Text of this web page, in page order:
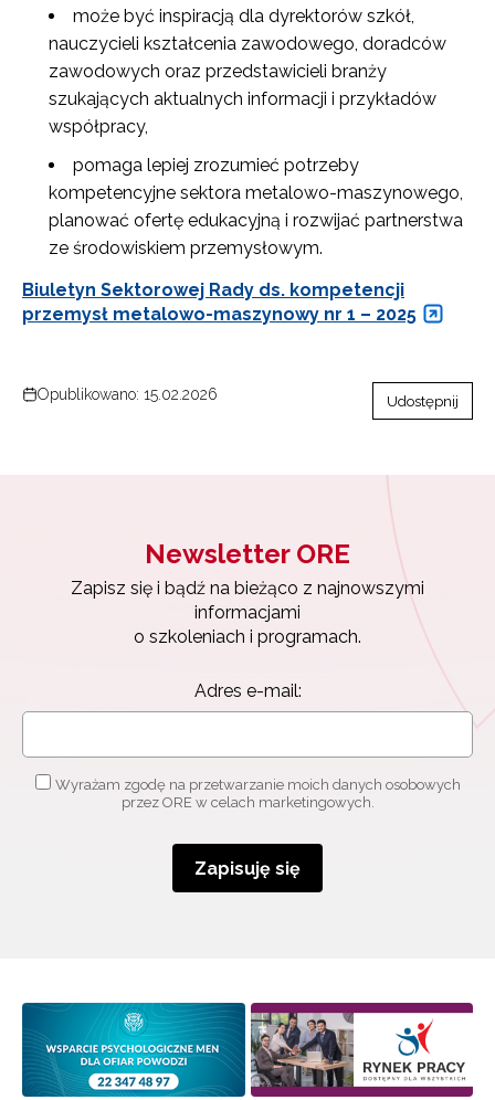
może być inspiracją dla dyrektorów szkół,
nauczycieli kształcenia zawodowego, doradców
zawodowych oraz przedstawicieli branży
szukających aktualnych informacji i przykładów
współpracy,
pomaga lepiej zrozumieć potrzeby
kompetencyjne sektora metalowo-maszynowego,
planować ofertę edukacyjną i rozwijać partnerstwa
ze środowiskiem przemysłowym.
Biuletyn Sektorowej Rady ds. kompetencji
przemysł metalowo-maszynowy nr 1 – 2025
Opublikowano: 15.02.2026 Udostępnij
Newsletter ORE
Zapisz się i bądź na bieżąco z najnowszymi
informacjami
o szkoleniach i programach.
Adres e-mail:
Wyrażam zgodę na przetwarzanie moich danych osobowych
przez ORE w celach marketingowych.
Zapisuję się
Zapisz się i bądź na bieżąco z najnowszymi
Adres e-mail:
Wyrażam zgodę na przetwarzanie moich danych
Zapisuję się